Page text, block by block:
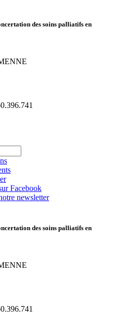
des soins palliatifs en
Facebook
newsletter
des soins palliatifs en